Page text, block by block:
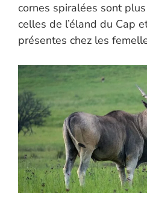
cornes spiralées sont
celles de l’éland du Cap
présentes chez les